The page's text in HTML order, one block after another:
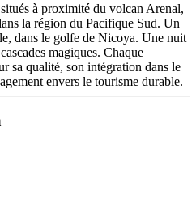
à proximité du volcan Arenal,
la région du Pacifique Sud. Un
dans le golfe de Nicoya. Une nuit
magiques. Chaque
sa qualité, son intégration dans le
envers le tourisme durable.